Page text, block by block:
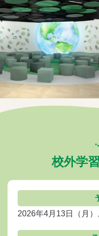
校外学
2026年4月13日（月）